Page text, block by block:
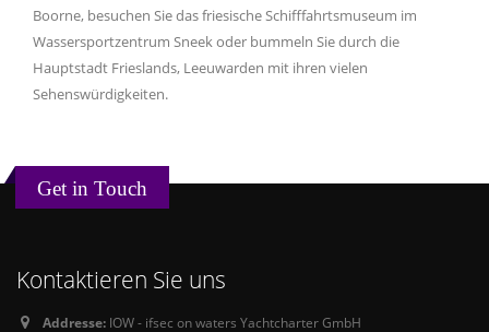
Boorne, besuchen Sie das friesische Schifffahrtsmuseum im
Wassersportzentrum Sneek oder bummeln Sie durch die
Hauptstadt Frieslands, Leeuwarden mit ihren vielen
Sehenswürdigkeiten.
Get in Touch
Kontaktieren Sie uns
Addresse: IOW - ifsec on waters Yachtcharter GmbH